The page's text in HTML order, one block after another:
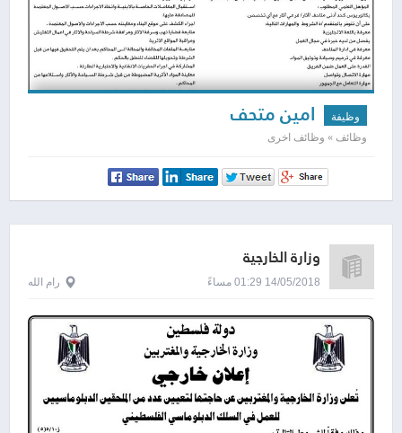
وظيفة امين متحف
وظائف » وظائف اخرى
وزارة الخارجية
14/05/2018 01:29 مساءً رام الله